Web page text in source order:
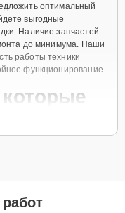
оптимальный
выгодные
Наличие запчастей
до минимума. Наши
работы техники
функционирование.